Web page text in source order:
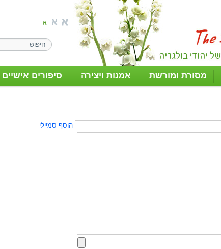
מסורת ומורשת אמנות ויצירה סיפורים אישיים
הוסף סמיילי